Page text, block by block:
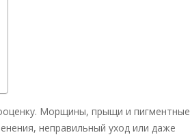
Морщины, прыщи и пигментные
неправильный уход или даже